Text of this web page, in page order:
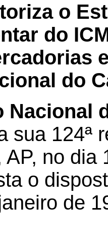
o
do
do
Nacional
sua 124ª
AP, no dia
o
de